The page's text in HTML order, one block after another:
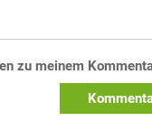
zu meinem